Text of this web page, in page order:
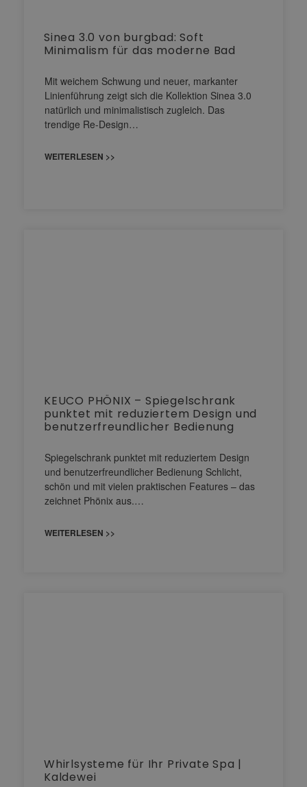
Sinea 3.0 von burgbad: Soft
Minimalism für das moderne Bad
Mit weichem Schwung und neuer, markanter
Linienführung zeigt sich die Kollektion Sinea 3.0
natürlich und minimalistisch zugleich. Das
trendige Re-Design…
WEITERLESEN >>
KEUCO PHÖNIX – Spiegelschrank
punktet mit reduziertem Design und
benutzerfreundlicher Bedienung
Spiegelschrank punktet mit reduziertem Design
und benutzerfreundlicher Bedienung Schlicht,
schön und mit vielen praktischen Features – das
zeichnet Phönix aus.…
WEITERLESEN >>
Whirlsysteme für Ihr Private Spa |
Kaldewei